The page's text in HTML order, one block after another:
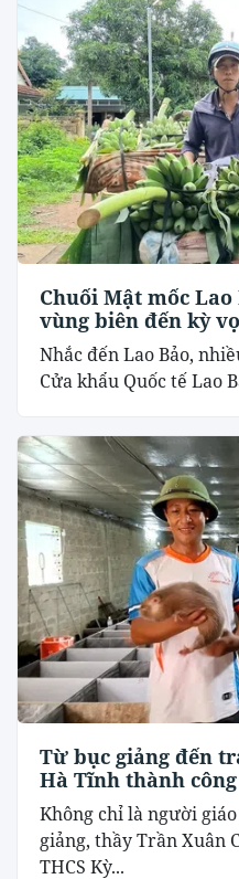
Chuối Mật mốc
vùng biên đến kỳ
Nhắc đến Lao Bảo,
Cửa khẩu Quốc tế Lao
Từ bục giảng đến
Hà Tĩnh thành
Không chỉ là người
giảng, thầy Trần Xuân
THCS Kỳ...